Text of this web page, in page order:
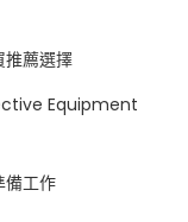
推薦選擇
Equipment
備工作